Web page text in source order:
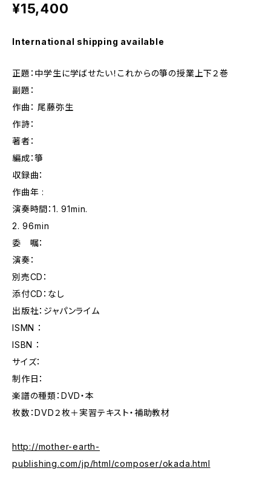
¥15,400
International shipping available
正題：中学生に学ばせたい！これからの箏の授業上下２巻
副題：
作曲： 尾藤弥生
作詩：
著者：
編成：箏
収録曲：
作曲年 :
演奏時間：1. 91min.
2. 96min
委 嘱：
演奏：
別売CD：
添付CD：なし
出版社：ジャパンライム
ISMN ：
ISBN ：
サイズ：
制作日：
楽譜の種類：DVD・本
枚数：DVD２枚＋実習テキスト・補助教材
http://mother-earth-
publishing.com/jp/html/composer/okada.html